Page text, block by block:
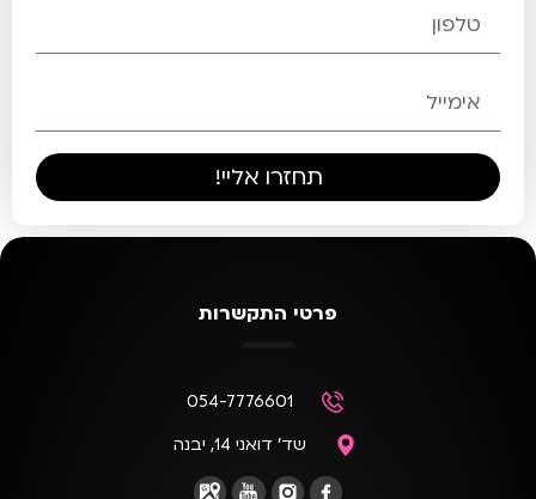
תחזרו אליי!
פרטי התקשרות
054-7776601
שד' דואני 14, יבנה